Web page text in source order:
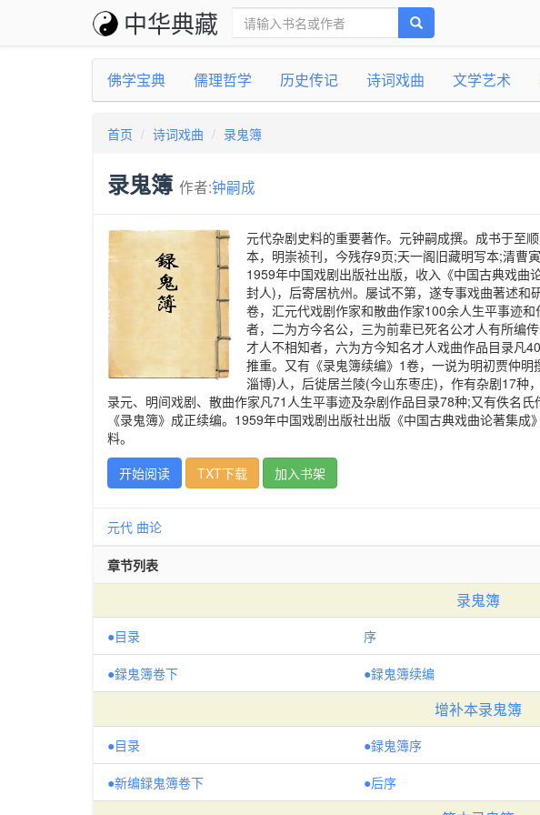
中华典藏
佛学宝典 儒理哲学 历史传记 诗词戏曲 文学艺术
首页 诗词戏曲 录鬼簿
录鬼簿 作者:钟嗣成
元代杂剧史料的重要著作。元钟嗣成撰。成书于至
本，明崇祯刊，今残存9页;天一阁旧藏明写本;清曹
1959年中国戏剧出版社出版，收入《中国古典戏
封人)，后寄居杭州。屡试不第，遂专事戏曲著述
卷，汇元代戏剧作家和散曲作家100余人生平事迹
者，二为方今名公，三为前辈已死名公才人有所编
才人不相知者，六为方今知名才人戏曲作品目录凡
推重。又有《录鬼簿续编》1卷，一说为明初贾仲
淄博)人，后徙居兰陵(今山东枣庄)，作有杂剧17种
录元、明间戏剧、散曲作家凡71人生平事迹及杂剧作品目录78种;又有佚名
《录鬼簿》成正续编。1959年中国戏剧出版社出版《中国古典戏曲论著集
料。
开始阅读
TXT下载 加入书架
元代 曲论
章节列表
录鬼簿
●目录 序
●録鬼簿卷下 ●録鬼簿续编
增补本录鬼簿
●目录 ●録鬼簿序
●新编録鬼簿卷下 ●后序